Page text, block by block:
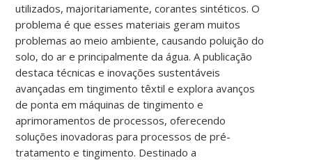
utilizados, majoritariamente, corantes sintéticos. O
problema é que esses materiais geram muitos
problemas ao meio ambiente, causando poluição do
solo, do ar e principalmente da água. A publicação
destaca técnicas e inovações sustentáveis ​​
avançadas em tingimento têxtil e explora avanços
de ponta em máquinas de tingimento e
aprimoramentos de processos, oferecendo
soluções inovadoras para processos de pré-
tratamento e tingimento. Destinado a